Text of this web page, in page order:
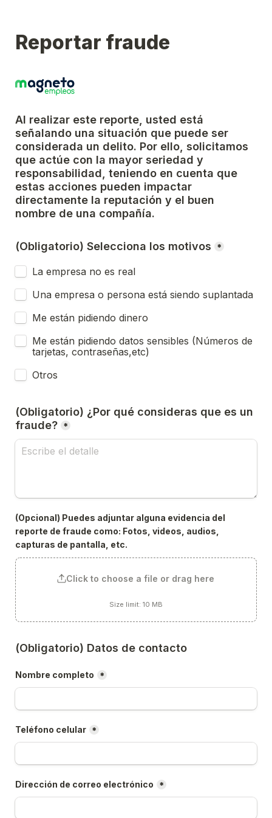
Reportar fraude
Al realizar este reporte, usted está
señalando una situación que puede ser
considerada un delito. Por ello, solicitamos
que actúe con la mayor seriedad y
responsabilidad, teniendo en cuenta que
estas acciones pueden impactar
directamente la reputación y el buen
nombre de una compañía.
(Obligatorio) Selecciona los motivos *
La empresa no es real
Una empresa o persona está siendo suplantada
Me están pidiendo dinero
Me están pidiendo datos sensibles (Números de
tarjetas, contraseñas,etc)
Otros
(Obligatorio) ¿Por qué consideras que es un
fraude? *
(Opcional) Puedes adjuntar alguna evidencia del
reporte de fraude como: Fotos, videos, audios,
capturas de pantalla, etc.
Click to choose a file or drag here
Size limit: 10 MB
(Obligatorio) Datos de contacto
Nombre completo *
Teléfono celular *
Dirección de correo electrónico *